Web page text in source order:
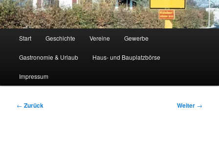
Start Geschichte Vereine Gewerbe
Gastronomie & Urlaub Haus- und Bauplatzbörse
Impressum
Beitragsnavigation
← Zurück Weiter →